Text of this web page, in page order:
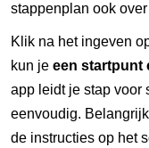
stappenplan ook over
Klik na het ingeven
kun je een startpunt
app leidt je stap voor
eenvoudig.
de instructies op het